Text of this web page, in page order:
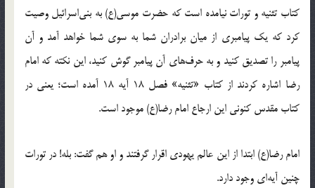
کتاب تثنیه و تورات نیامده است که حضرت موسی(ع) به بنی‌اسرائیل وصیت
کرد که یک پیامبری از میان برادران شما به سوی شما خواهد آمد و آن
پیامبر را تصدیق کنید و به حرف‌های آن پیامبر گوش کنید، این نکته که امام
رضا اشاره کردند از کتاب «تثنیه» فصل 18 آیه 18 آمده است؛ یعنی در
کتاب مقدس کنونی این ارجاع امام رضا(ع) موجود است.
امام رضا(ع) ابتدا از این عالم یهودی اقرار گرفتند و او هم گفت: بله! در تورات
چنین آیه‌ای وجود دارد.